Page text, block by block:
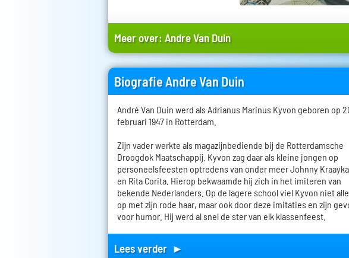
Meer over:Andre Van Duin
Biografie Andre Van Duin
André Van Duin werd als Adrianus Marinus Kyvon geboren op
februari 1947 in Rotterdam.
Zijn vader werkte als magazijnbediende bij de Rotterdamsche
Droogdok Maatschappij. Kyvon zag daar als kleine jongen op
personeelsfeesten optredens van onder meer Johnny
en Rita Corita. Hierop bekwaamde hij zich in het imiteren van
bekende Nederlanders. Op de lagere school viel Kyvon niet
op met zijn rode haar, maar ook door deze imitaties en zijn
voor humor. Hij werd al snel de ster van elk klassenfeest.
Lees verder ►